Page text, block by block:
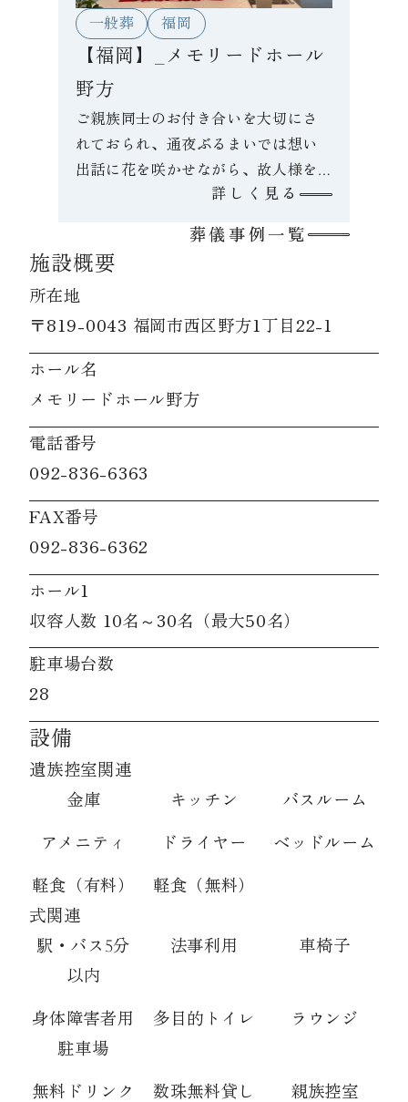
一般葬 福岡
【福岡】_メモリードホール
野方
ご親族同士のお付き合いを大切にさ
れておられ、通夜ぶるまいでは想い
出話に花を咲かせながら、故人様を
皆さま偲ばれておりました。生前お
いのお花でお別れをいたしました。
詳しく見る
葬儀事例一覧
施設概要
所在地
〒819-0043 福岡市西区野方1丁目22-1
ホール名
メモリードホール野方
電話番号
092-836-6363
FAX番号
092-836-6362
ホール1
収容人数 10名～30名（最大50名）
駐車場台数
28
設備
遺族控室関連
金庫
キッチン バスルーム
アメニティ ドライヤー ベッドルーム
軽食（有料）
軽食（無料）
式関連
駅・バス5分
以内
法事利用 車椅子
身体障害者用
駐車場
多目的トイレ ラウンジ
無料ドリンク
数珠無料貸し
親族控室